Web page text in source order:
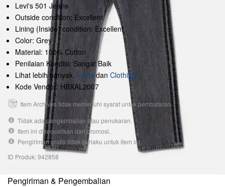
Levi's 501 Jeans
Outside condition: Excellent
Lining (Inside) condition: Excellent
Color: Grey
Material: 100% Cotton
Penilaian Kondisi: Sangat Baik
Lihat lebih banyak Jeansdan Clothing
Kode Vendor: HBXAL2007
Item Archives tidak memenuhi syarat untuk pembatalan.
Tidak ada pengembalian atau penukaran.
Item ini dikecualikan dari promosi.
Pengiriman gratis tidak berlaku untuk item ini.
ID Produk: 942858
Pengiriman & Pengembalian